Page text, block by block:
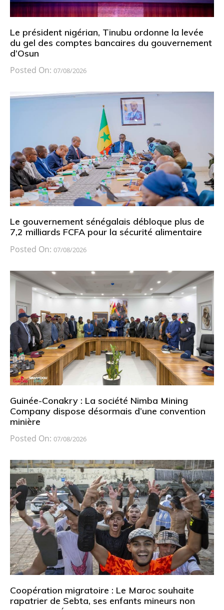
Le président nigérian, Tinubu ordonne la levée
du gel des comptes bancaires du gouvernement
d’Osun
Posted On: 07/08/2026
Le gouvernement sénégalais débloque plus de
7,2 milliards FCFA pour la sécurité alimentaire
Posted On: 07/08/2026
Guinée-Conakry : La société Nimba Mining
Company dispose désormais d’une convention
minière
Posted On: 07/08/2026
Coopération migratoire : Le Maroc souhaite
rapatrier de Sebta, ses enfants mineurs non